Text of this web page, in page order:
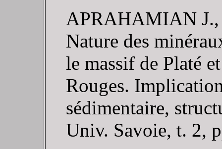
APRAHAMIAN J.,
Nature des
le massif de Platé
Rouges.
sédimentaire,
Univ. Savoie, t. 2,